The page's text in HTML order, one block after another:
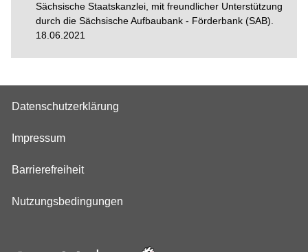
Sächsische Staatskanzlei, mit freundlicher Unterstützung
durch die Sächsische Aufbaubank - Förderbank (SAB).
18.06.2021
Datenschutzerklärung
Impressum
Barrierefreiheit
Nutzungsbedingungen